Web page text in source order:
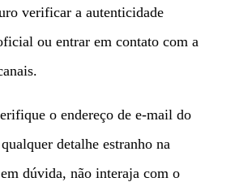
verificar a autenticidade
ou entrar em contato com a
o endereço de e-mail do
detalhe estranho na
dúvida, não interaja com o